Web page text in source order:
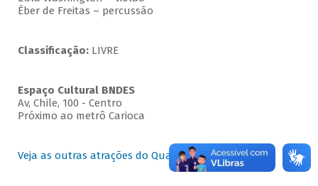
Éber de Freitas – percussão
Classificação:LIVRE
Espaço Cultural BNDES
Av, Chile, 100 - Centro
Próximo ao metrô Carioca
Veja as outras atrações do Quartas Instrumentais